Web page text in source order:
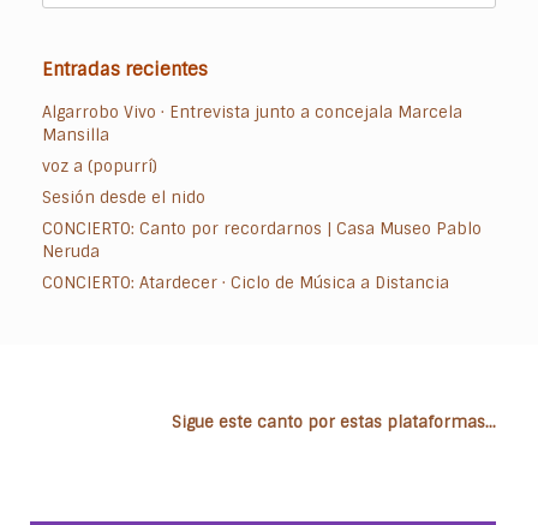
Entradas recientes
Algarrobo Vivo · Entrevista junto a concejala Marcela
Mansilla
voz a (popurrí)
Sesión desde el nido
CONCIERTO: Canto por recordarnos | Casa Museo Pablo
Neruda
CONCIERTO: Atardecer · Ciclo de Música a Distancia
Sigue este canto por estas plataformas...